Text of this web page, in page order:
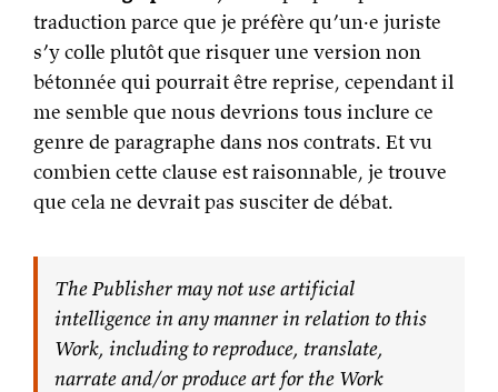
traduction parce que je préfère qu’un·e juriste
s’y colle plutôt que risquer une version non
bétonnée qui pourrait être reprise, cependant il
me semble que nous devrions tous inclure ce
genre de paragraphe dans nos contrats. Et vu
combien cette clause est raisonnable, je trouve
que cela ne devrait pas susciter de débat.
The Publisher may not use artificial
intelligence in any manner in relation to this
Work, including to reproduce, translate,
narrate and/or produce art for the Work